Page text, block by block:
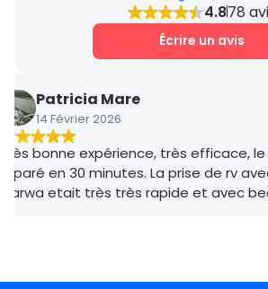
4.878
Écrire un avis
Patricia Mare
14 Février 2026
Très bonne expérience, très efficace,
réparé en 30 minutes. La prise de rv
Marwa etait très très rapide et avec